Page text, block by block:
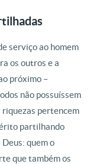
serviço ao homem
os outros e a
próximo –
não possuíssem
riquezas pertencem
partilhando
Deus: quem o
que também os